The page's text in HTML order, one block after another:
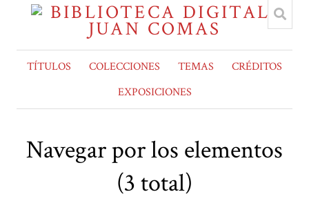
TÍTULOS COLECCIONES TEMAS
CRÉDITOS
EXPOSICIONES
Navegar por los elementos
(3 total)